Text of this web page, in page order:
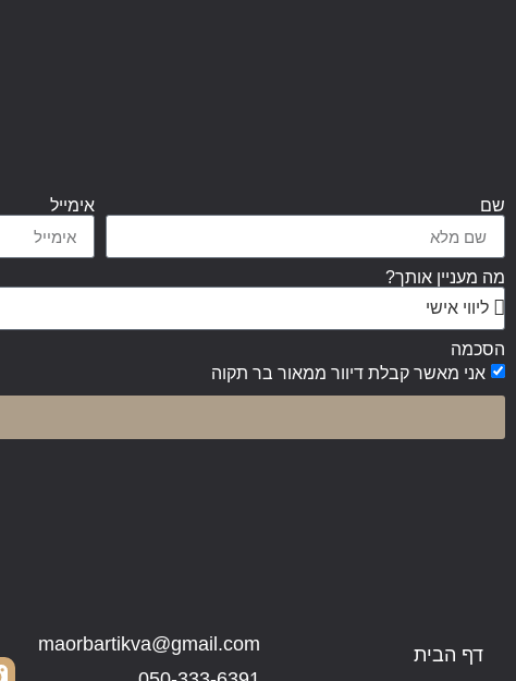
שם אימייל
מה מעניין אותך?
הסכמה
אני מאשר קבלת דיוור ממאור בר תקוה
דף הבית
maorbartikva@gmail.com